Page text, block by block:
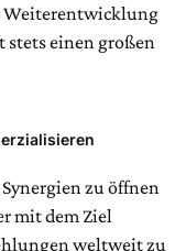
Weiterentwicklung
stets einen großen
zu öffnen
mit dem Ziel
weltweit zu